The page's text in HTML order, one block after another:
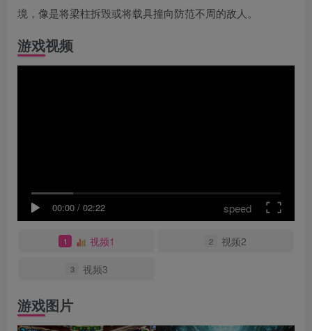
境，像是将梁柱拆毁或将载具撞向防范不周的敌人。
游戏视频
00:00 / 02:22 speed
1 视频1 2 视频2
3 视频3
游戏图片